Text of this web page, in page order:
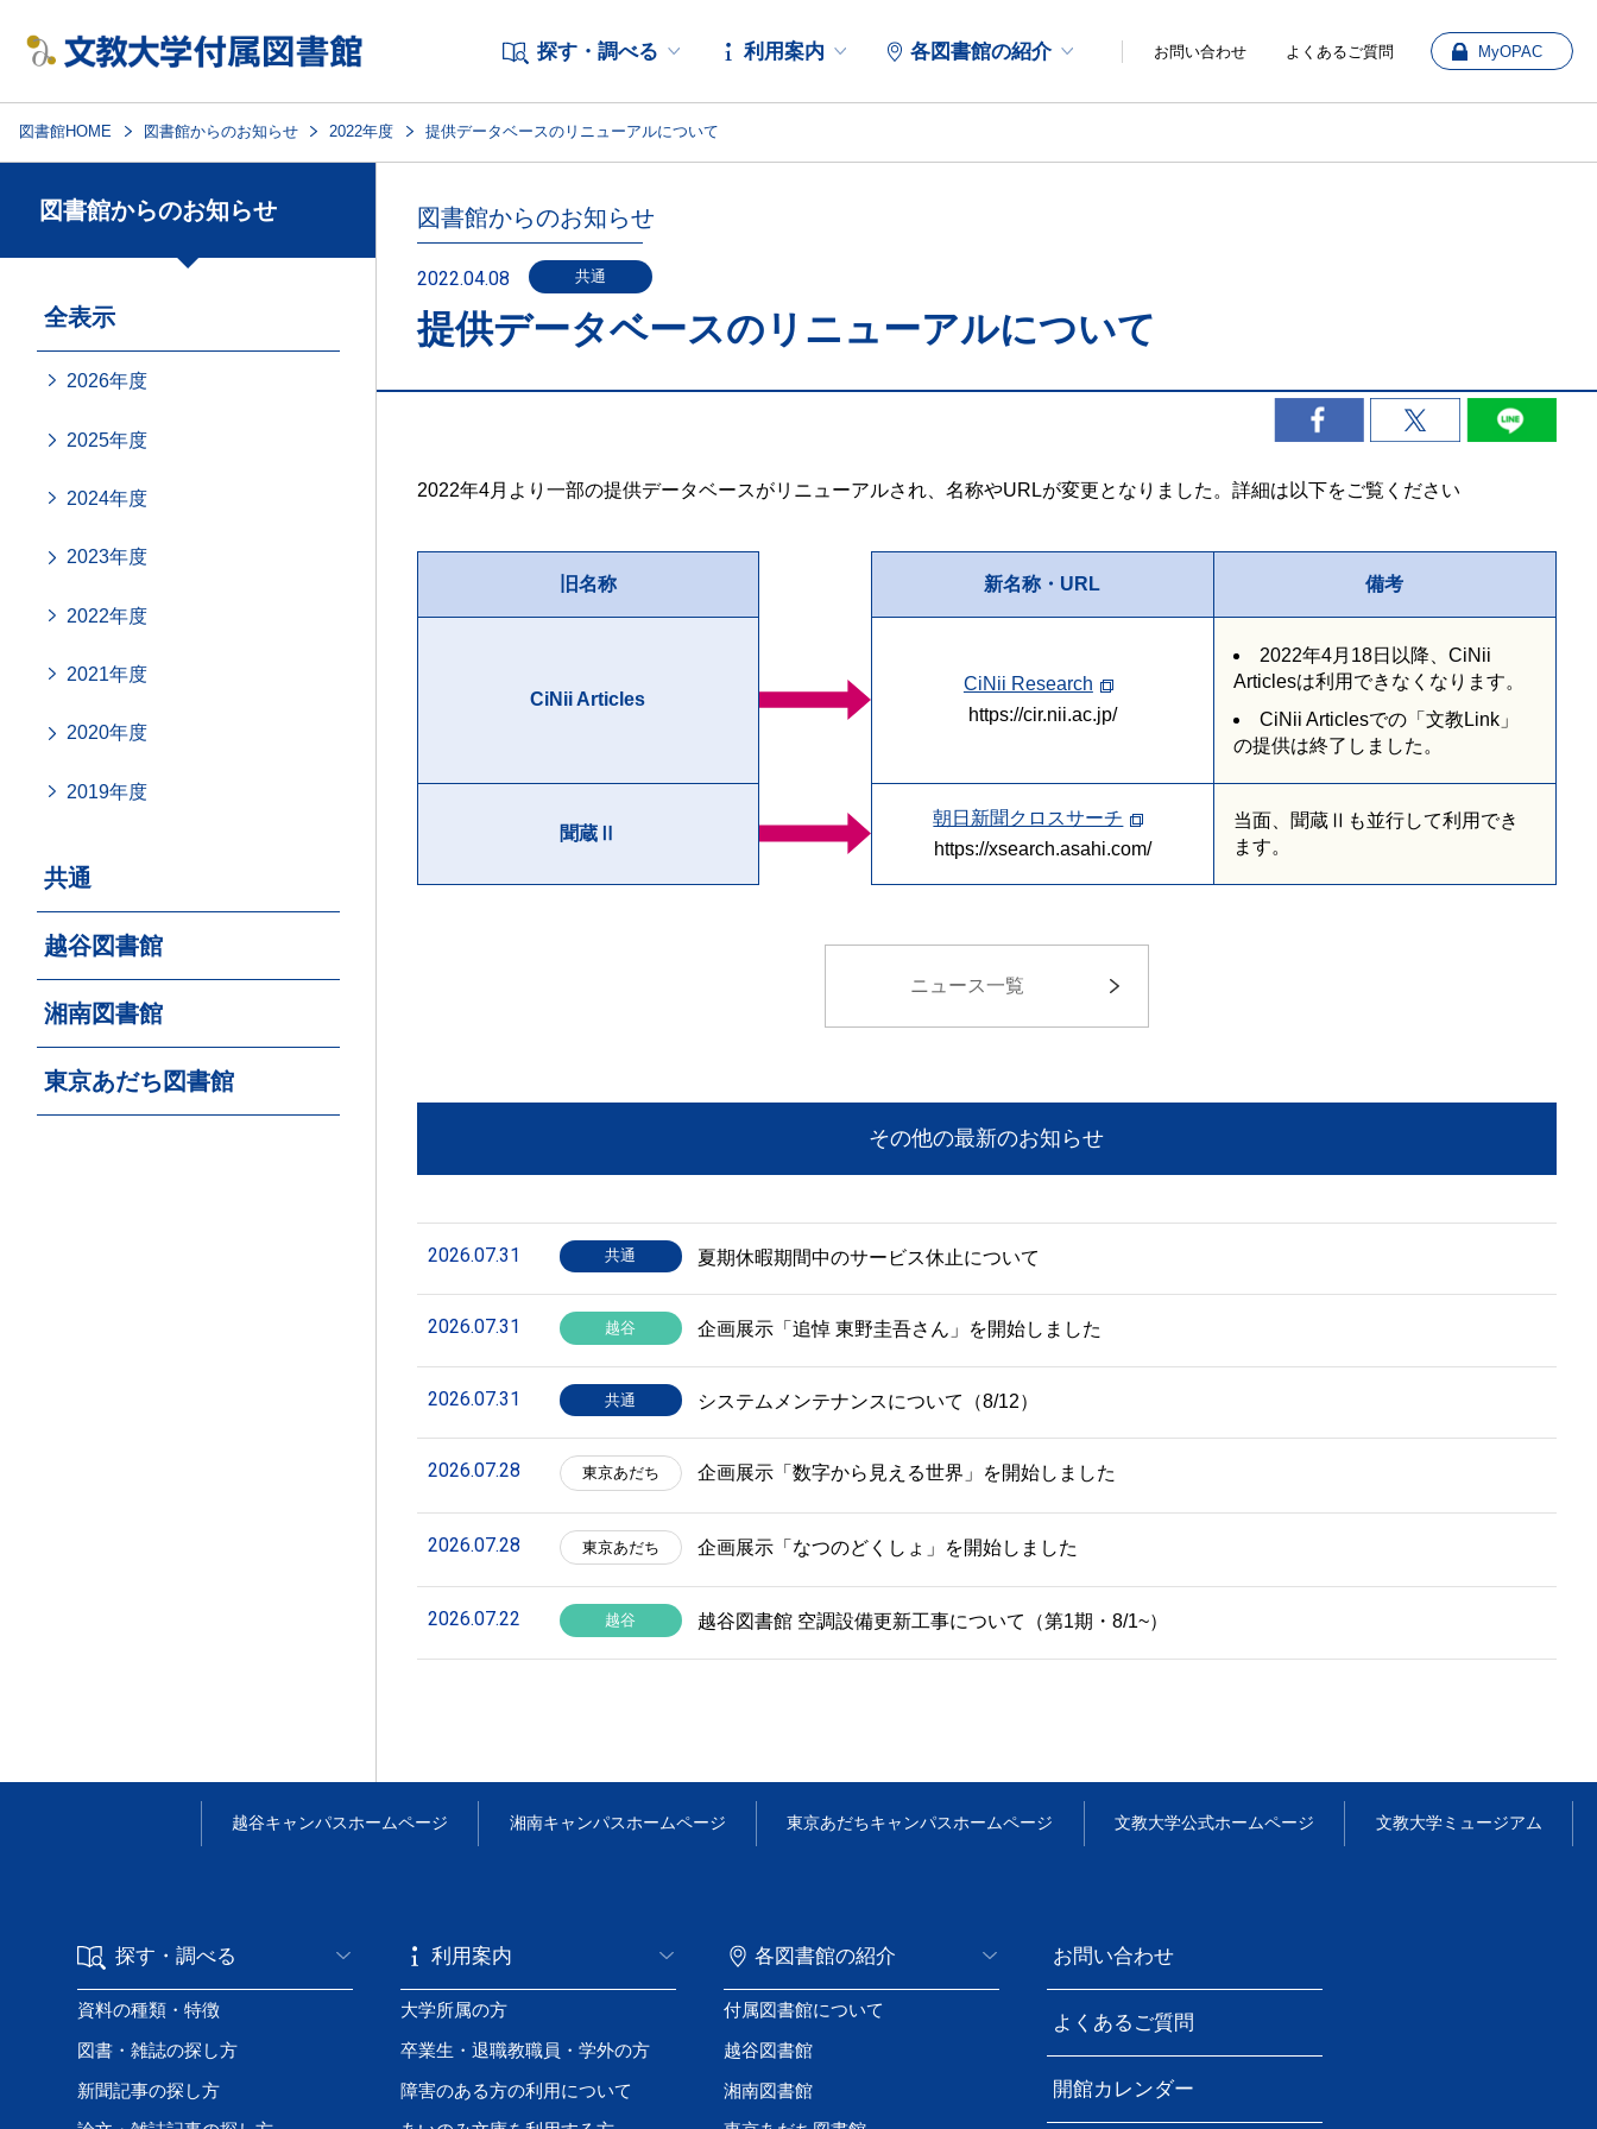
探す・調べる 利用案内 各図書館の紹介 お問い合わせ よくあるご質問 MyOPAC
図書館HOME 図書館からのお知らせ 2022年度 提供データベースのリニューアルについて
提供データベースのリニューアルについて
図書館からのお知らせ
2022.04.08 共通
2022年4月より一部の提供データベースがリニューアルされ、名称やURLが変更となりました。詳細は以下をご覧ください
旧名称 新名称・URL 備考
CiNii Articles
CiNii Research
https://cir.nii.ac.jp/
2022年4月18日以降、CiNii
Articlesは利用できなくなります。
CiNii Articlesでの「文教Link」
の提供は終了しました。
聞蔵Ⅱ
朝日新聞クロスサーチ
https://xsearch.asahi.com/
当面、聞蔵Ⅱも並行して利用でき
ます。
ニュース一覧
その他の最新のお知らせ
2026.07.31 共通 夏期休暇期間中のサービス休止について
2026.07.31 越谷 企画展示「追悼 東野圭吾さん」を開始しました
2026.07.31 共通 システムメンテナンスについて（8/12）
2026.07.28 東京あだち 企画展示「数字から見える世界」を開始しました
2026.07.28 東京あだち 企画展示「なつのどくしょ」を開始しました
2026.07.22 越谷 越谷図書館 空調設備更新工事について（第1期・8/1~）
図書館からのお知らせ
全表示
2026年度
2025年度
2024年度
2023年度
2022年度
2021年度
2020年度
2019年度
共通
越谷図書館
湘南図書館
東京あだち図書館
探す・調べる
資料の種類・特徴
図書・雑誌の探し方
新聞記事の探し方
利用案内
大学所属の方
卒業生・退職教職員・学外の方
障害のある方の利用について
各図書館の紹介
付属図書館について
越谷図書館
湘南図書館
お問い合わせ
よくあるご質問
開館カレンダー
越谷キャンパスホームページ 湘南キャンパスホームページ 東京あだちキャンパスホームページ 文教大学公式ホームページ 文教大学ミュージアム